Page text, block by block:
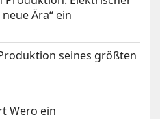
Ära“ ein
seines größten
Wero ein